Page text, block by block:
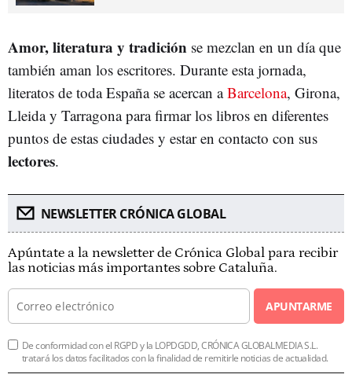
Amor, literatura y tradición se mezclan en un día que
también aman los escritores. Durante esta jornada,
literatos de toda España se acercan aBarcelona, Girona,
Lleida y Tarragona para firmar los libros en diferentes
puntos de estas ciudades y estar en contacto con sus
lectores.
NEWSLETTER CRÓNICA GLOBAL
Apúntate a la newsletter de Crónica Global para recibir
las noticias más importantes sobre Cataluña.
APUNTARME
De conformidad con el RGPD y la LOPDGDD, CRÓNICA GLOBALMEDIA S.L.
tratará los datos facilitados con la finalidad de remitirle noticias de actualidad.